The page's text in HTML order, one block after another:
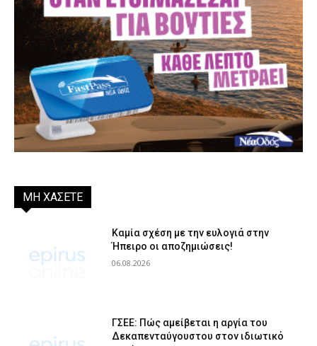
ΜΗ ΧΑΣΕΤΕ
Καμία σχέση με την ευλογιά στην
Ήπειρο οι αποζημιώσεις!
06.08.2026
ΓΣΕΕ: Πώς αμείβεται η αργία του
Δεκαπενταύγουστου στον ιδιωτικό